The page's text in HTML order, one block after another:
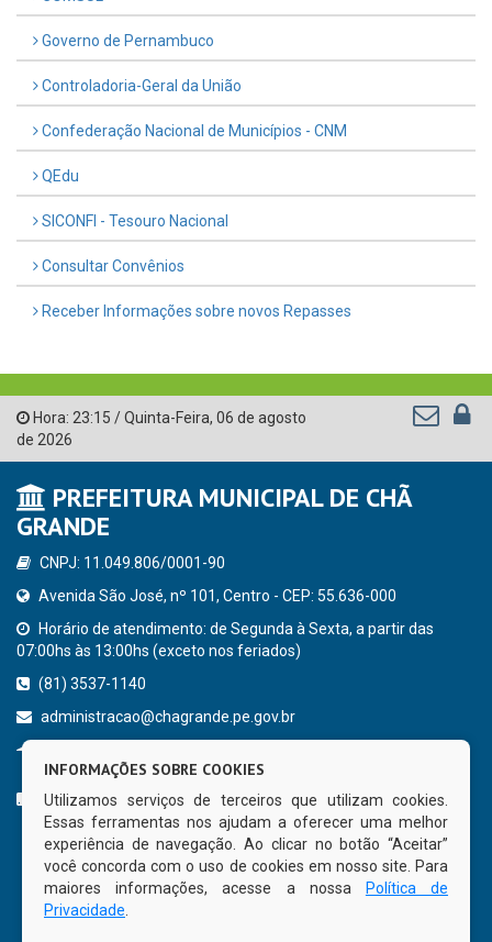
Governo de Pernambuco
Controladoria-Geral da União
Confederação Nacional de Municípios - CNM
QEdu
SICONFI - Tesouro Nacional
Consultar Convênios
Receber Informações sobre novos Repasses
Hora: 23:15 /Quinta-Feira, 06 de agosto
de 2026
PREFEITURA MUNICIPAL DE CHÃ
GRANDE
CNPJ: 11.049.806/0001-90
Avenida São José, nº 101, Centro - CEP: 55.636-000
Horário de atendimento: de Segunda à Sexta, a partir das
07:00hs às 13:00hs (exceto nos feriados)
(81) 3537-1140
administracao@chagrande.pe.gov.br
CURTA NOSSA FAN PAGE
INFORMAÇÕES SOBRE COOKIES
Utilizamos serviços de terceiros que utilizam cookies.
Essas ferramentas nos ajudam a oferecer uma melhor
experiência de navegação. Ao clicar no botão “Aceitar”
você concorda com o uso de cookies em nosso site. Para
maiores informações, acesse a nossa
Política de
Privacidade